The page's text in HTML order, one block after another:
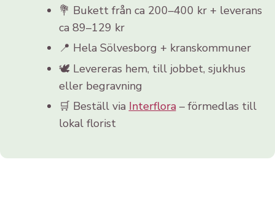
💐 Bukett från ca 200–400 kr + leverans
ca 89–129 kr
📍 Hela Sölvesborg + kranskommuner
🕊️ Levereras hem, till jobbet, sjukhus
eller begravning
🛒 Beställ via Interflora– förmedlas till
lokal florist